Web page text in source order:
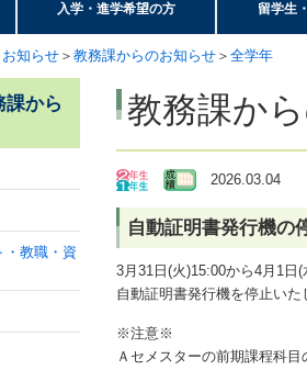
入学・進学希望の方 留学生
お知らせ ＞ 教務課からのお知らせ ＞ 全学年
教務課か
2026.03.04
自動証明書発行機の
3月31日(火)15:00から4月1日
自動証明書発行機を停止いた
※注意※
Ａセメスターの前期課程科
課から
・教職・資